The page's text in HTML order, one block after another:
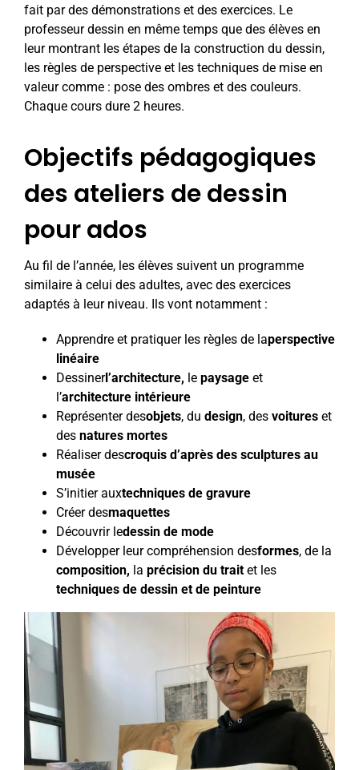
fait par des démonstrations et des exercices. Le
professeur dessin en même temps que des élèves en
leur montrant les étapes de la construction du dessin,
les règles de perspective et les techniques de mise en
valeur comme : pose des ombres et des couleurs.
Chaque cours dure 2 heures.
Objectifs pédagogiques
des ateliers de dessin
pour ados
Au fil de l’année, les élèves suivent un programme
similaire à celui des adultes, avec des exercices
adaptés à leur niveau. Ils vont notamment :
Apprendre et pratiquer les règles de laperspective
linéaire
Dessinerl’architecture, le paysage et
l’architecture intérieure
Représenter desobjets, du design, des voitures et
des natures mortes
Réaliser descroquis d’après des sculptures au
musée
S’initier auxtechniques de gravure
Créer desmaquettes
Découvrir ledessin de mode
Développer leur compréhension desformes, de la
composition, la précision du trait et les
techniques de dessin et de peinture